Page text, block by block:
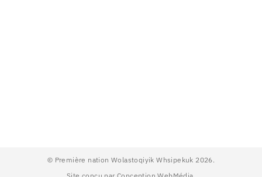
© Première nation Wolastoqiyik Whsipekuk 2026.